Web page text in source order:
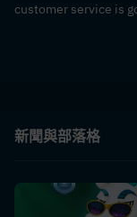
customer service is
新聞與部落格